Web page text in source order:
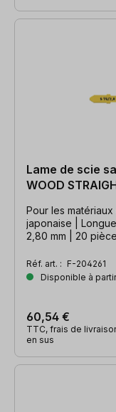
Lame de scie
WOOD
Pour les
japonaise |
2,80 mm | 20
Réf. art. : F-204261
Disponible à
60,54 €
TTC, frais de
en sus